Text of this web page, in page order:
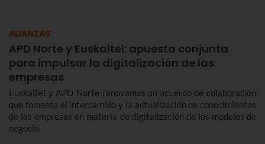
ALIANZAS
APD Norte y Euskaltel: apuesta conjunta
para impulsar la digitalización de las
empresas
Euskaltel y APD Norte renovamos un acuerdo de colaboración
que fomenta el intercambio y la actualización de conocimientos
de las empresas en materia de digitalización de los modelos de
negocio.